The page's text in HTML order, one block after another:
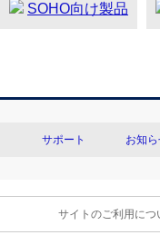
SOHO向け製品
サポート お知
サイトのご利用につ